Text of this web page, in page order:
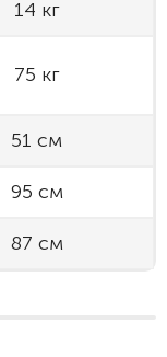
14 кг
75 кг
51 см
95 см
87 см